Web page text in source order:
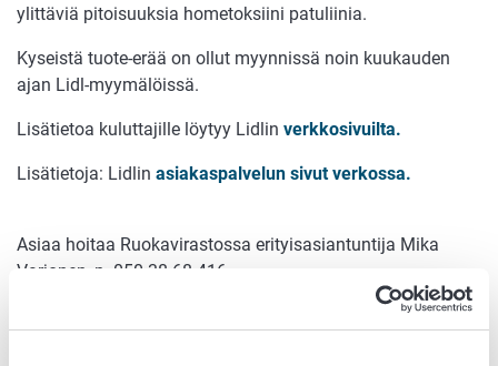
ylittäviä pitoisuuksia hometoksiini patuliinia.
Kyseistä tuote-erää on ollut myynnissä noin kuukauden
ajan Lidl-myymälöissä.
Lisätietoa kuluttajille löytyy Lidlin verkkosivuilta.
Lisätietoja: Lidlin asiakaspalvelun sivut verkossa.
Asiaa hoitaa Ruokavirastossa erityisasiantuntija Mika
Varjonen, p. 050 38 68 416,